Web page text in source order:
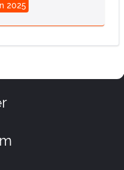
2025